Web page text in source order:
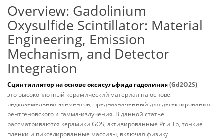
Overview: Gadolinium
Oxysulfide Scintillator: Material
Engineering, Emission
Mechanism, and Detector
Integration
Сцинтиллятор на основе оксисульфида гадолиния(Gd2O2S)—
это высокоплотный керамический материал на основе
редкоземельных элементов, предназначенный для детектирования
рентгеновского и гамма-излучения. В данной статье
рассматриваются керамики GOS, активированные Pr и Tb, тонкие
пленки и пикселированные массивы, включая физику